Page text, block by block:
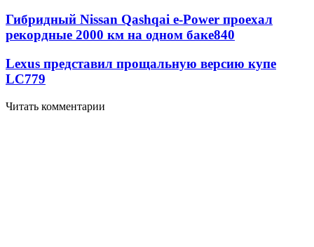
Гибридный Nissan Qashqai e-Power проехал
рекордные 2000 км на одном баке840
Lexus представил прощальную версию купе
LC779
Читать комментарии